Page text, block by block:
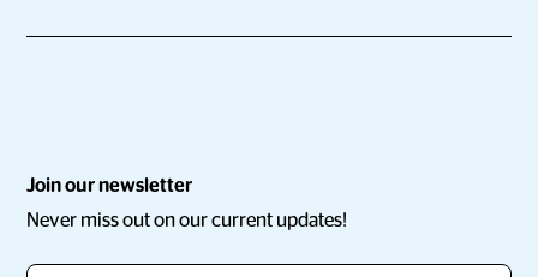
Join our newsletter
Never miss out on our current updates!